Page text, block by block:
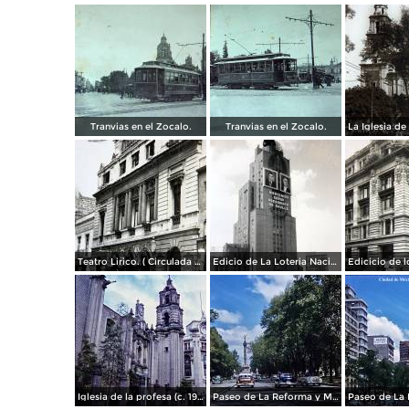
Tranvias en el Zocalo. Tranvias en el Zocalo.
Teatro Lirico. ( Circulada el 1 de Agosto de 1926 ). Edicio de La Loteria Nacional Ciudad de México Abril de 1964
Iglesia de la profesa (c. 1950) Paseo de La Reforma y Mto a La Independencia 1950 Paseo de La